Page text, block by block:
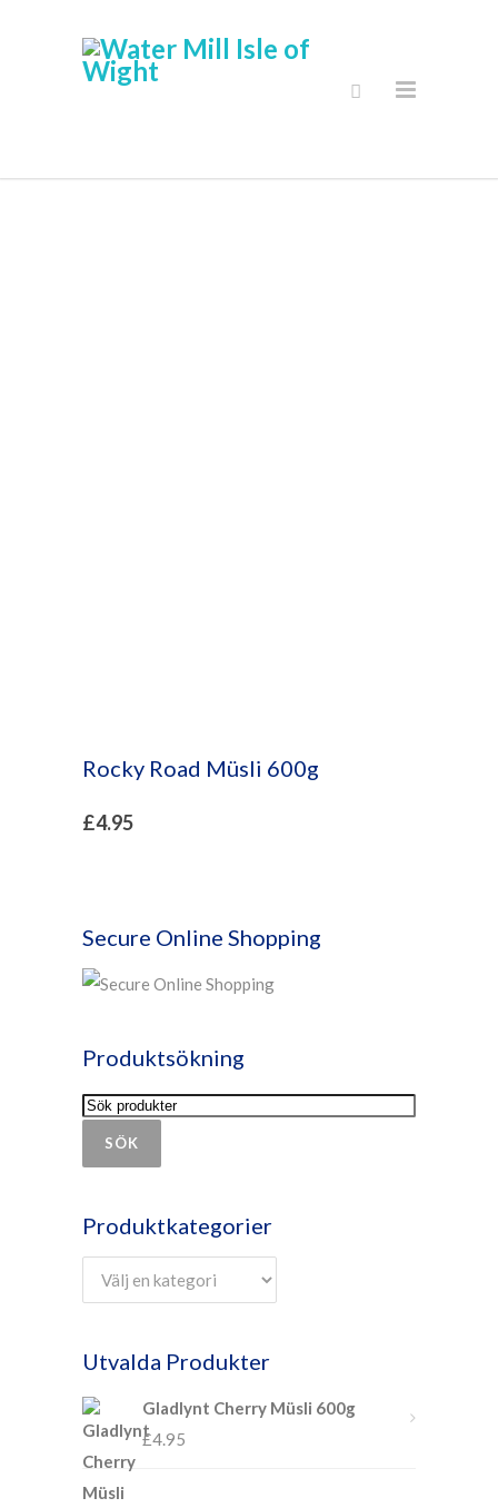
Rocky Road Müsli 600g
£4.95
Secure Online Shopping
Produktsökning
SÖK
Produktkategorier
Utvalda Produkter
Gladlynt Cherry Müsli 600g
£4.95